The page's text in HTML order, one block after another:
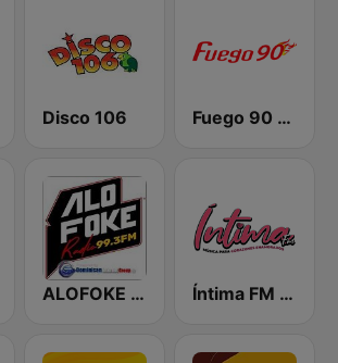
Disco 106 Fuego 90 La Salsera
ALOFOKE 99.3 FM Íntima FM Santiago